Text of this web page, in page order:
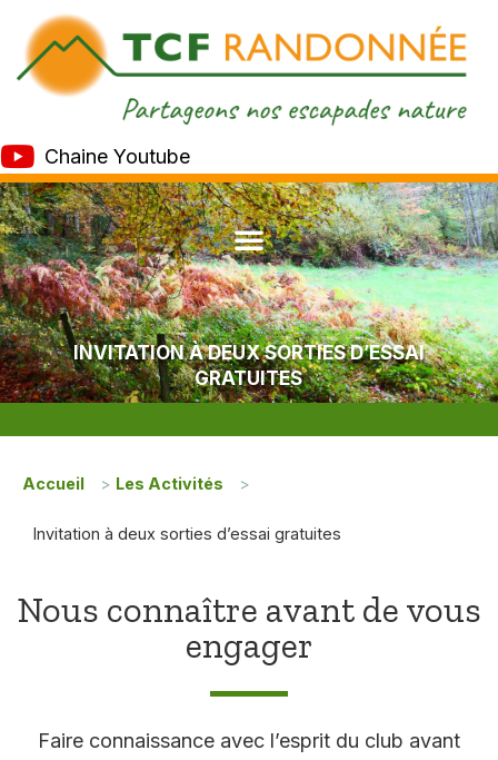
Chaine Youtube
INVITATION À DEUX SORTIES D’ESSAI
GRATUITES
Accueil > Les Activités >
Invitation à deux sorties d’essai gratuites
Nous connaître avant de vous
engager
Faire connaissance avec l’esprit du club avant